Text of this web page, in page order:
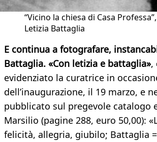
“Vicino la chiesa di Casa
Letizia Battaglia
E continua a fotografare,
Battaglia. «Con letizia e battaglia»,
evidenziato la curatrice in
dell’inaugurazione, il 19 marzo, e
pubblicato sul pregevole catalogo
Marsilio (pagine 288, euro 50,00):
felicità, allegria, giubilo; Battaglia =